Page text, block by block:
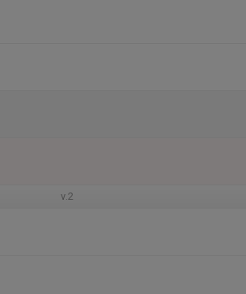
v.2